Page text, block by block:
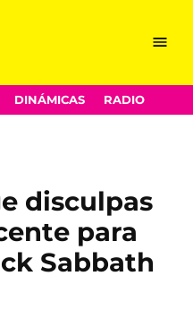
Menu
DINÁMICAS RADIO
disculpas
para
Sabbath